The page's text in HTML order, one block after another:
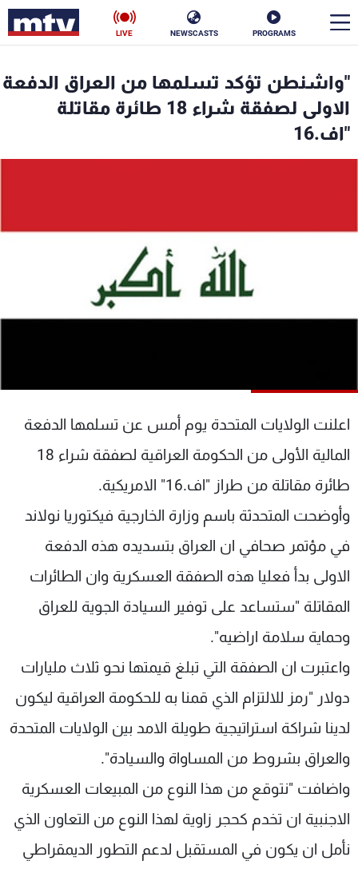
PROGRAMS
NEWSCASTS
LIVE
"واشنطن تؤكد تسلمها من العراق الدفعة
الاولى لصفقة شراء 18 طائرة مقاتلة
"اف.16
اعلنت الولايات المتحدة يوم أمس عن تسلمها الدفعة
المالية الأولى من الحكومة العراقية لصفقة شراء 18
طائرة مقاتلة من طراز "اف.16" الامريكية.
وأوضحت المتحدثة باسم وزارة الخارجية فيكتوريا نولاند
في مؤتمر صحافي ان العراق بتسديده هذه الدفعة
الاولى بدأ فعليا هذه الصفقة العسكرية وان الطائرات
المقاتلة "ستساعد على توفير السيادة الجوية للعراق
وحماية سلامة اراضيه".
واعتبرت ان الصفقة التي تبلغ قيمتها نحو ثلاث مليارات
دولار "رمز للالتزام الذي قمنا به للحكومة العراقية ليكون
لدينا شراكة استراتيجية طويلة الامد بين الولايات المتحدة
والعراق بشروط من المساواة والسيادة".
واضافت "نتوقع من هذا النوع من المبيعات العسكرية
الاجنبية ان تخدم كحجر زاوية لهذا النوع من التعاون الذي
نأمل ان يكون في المستقبل لدعم التطور الديمقراطي
الأخبار
سياسة
الترددات
عن MTV
الإنـتـاج
لاعلاناتكم
وظائف
تواصل معنا
شروط الإسـتخدام